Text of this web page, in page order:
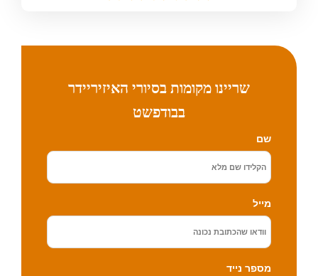
שריינו מקומות בסיורי האיזיריידר
בבודפשט
שם
מייל
מספר נייד